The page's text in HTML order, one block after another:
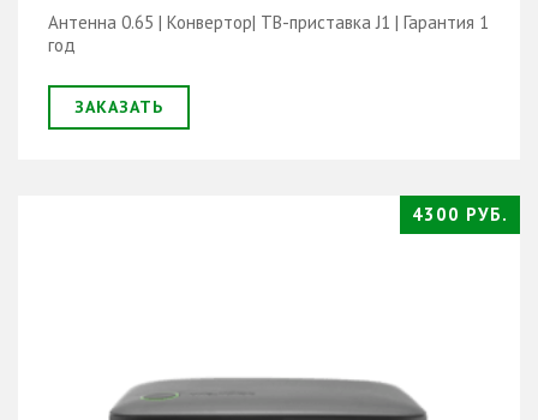
Антенна 0.65 | Конвертор| ТВ-приставка J1 | Гарантия 1
год
ЗАКАЗАТЬ
4300 РУБ.